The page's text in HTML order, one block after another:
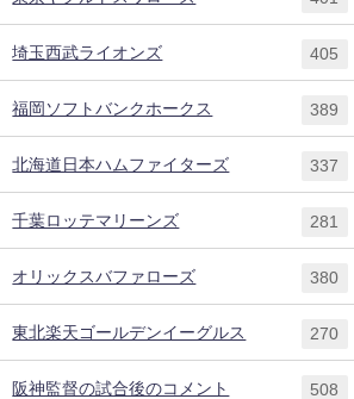
埼玉西武ライオンズ 405
福岡ソフトバンクホークス 389
北海道日本ハムファイターズ 337
千葉ロッテマリーンズ 281
オリックスバファローズ 380
東北楽天ゴールデンイーグルス 270
阪神監督の試合後のコメント 508